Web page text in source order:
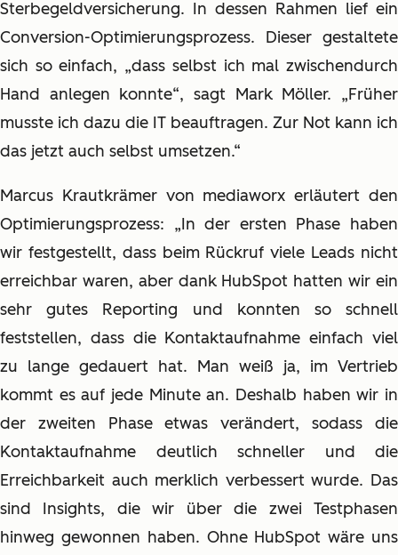
Sterbegeldversicherung. In dessen Rahmen lief ein
Conversion-Optimierungsprozess. Dieser gestaltete
sich so einfach, „dass selbst ich mal zwischendurch
Hand anlegen konnte“, sagt Mark Möller. „Früher
musste ich dazu die IT beauftragen. Zur Not kann ich
das jetzt auch selbst umsetzen.“
Marcus Krautkrämer von mediaworx erläutert den
Optimierungsprozess: „In der ersten Phase haben
wir festgestellt, dass beim Rückruf viele Leads nicht
erreichbar waren, aber dank HubSpot hatten wir ein
sehr gutes Reporting und konnten so schnell
feststellen, dass die Kontaktaufnahme einfach viel
zu lange gedauert hat. Man weiß ja, im Vertrieb
kommt es auf jede Minute an. Deshalb haben wir in
der zweiten Phase etwas verändert, sodass die
Kontaktaufnahme deutlich schneller und die
Erreichbarkeit auch merklich verbessert wurde. Das
sind Insights, die wir über die zwei Testphasen
hinweg gewonnen haben. Ohne HubSpot wäre uns